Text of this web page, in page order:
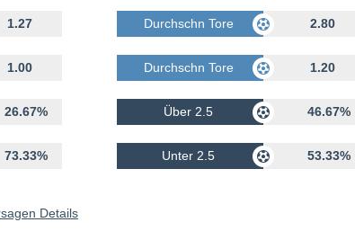
1.27
1.00
26.67%
73.33%
Durchschn Tore Geschossen 2.80
Durchschn Tore Erhalten 1.20
Über 2.5 46.67%
Unter 2.5 53.33%
Details